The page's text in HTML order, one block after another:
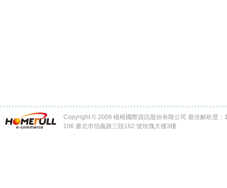
Copyright © 2008 植根國際資訊股份有限公司 最佳解析度：
106 臺北市信義路三段162 號玫瑰大樓3樓